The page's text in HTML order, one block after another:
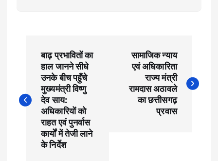
s
बाढ़ प्रभावितों का
हाल जानने सीधे
उनके बीच पहुँचे
मुख्यमंत्री विष्णु
देव साय:
अधिकारियों को
राहत एवं पुनर्वास
कार्यों में तेजी लाने
के निर्देश
सामाजिक न्याय
एवं अधिकारिता
राज्य मंत्री
रामदास अठावले
का छत्तीसगढ़
प्रवास